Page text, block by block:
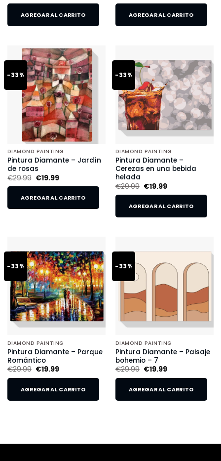
AGREGAR AL CARRITO AGREGAR AL CARRITO
-33%
DIAMOND PAINTING
Pintura Diamante – Jardín
de rosas
€29.99 €19.99
AGREGAR AL CARRITO
-33%
DIAMOND PAINTING
Pintura Diamante –
Cerezas en una bebida
helada
€29.99 €19.99
AGREGAR AL CARRITO
-33%
DIAMOND PAINTING
Pintura Diamante – Parque
Romántico
€29.99 €19.99
AGREGAR AL CARRITO
-33%
DIAMOND PAINTING
Pintura Diamante – Paisaje
bohemio – 7
€29.99 €19.99
AGREGAR AL CARRITO